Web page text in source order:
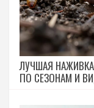
ЛУЧШАЯ
ПО СЕЗОНАМ И